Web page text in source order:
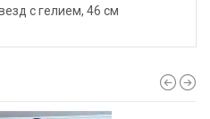
с гелием, 46 см